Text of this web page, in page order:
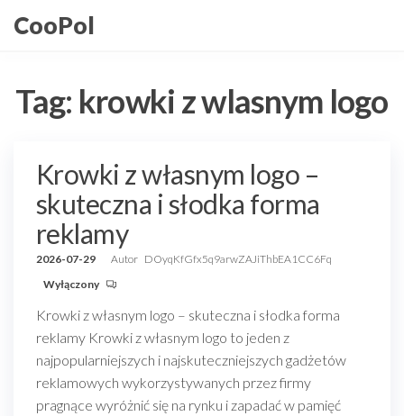
doCooPol
Tag: krowki z wlasnym logo
Krowki z własnym logo –
skuteczna i słodka forma
reklamy
2026-07-29 Autor DOyqKfGfx5q9arwZAJiThbEA1CC6Fq
Wyłączony
Krowki z własnym logo – skuteczna i słodka forma
reklamy Krowki z własnym logo to jeden z
najpopularniejszych i najskuteczniejszych gadżetów
reklamowych wykorzystywanych przez firmy
pragnące wyróżnić się na rynku i zapadać w pamięć